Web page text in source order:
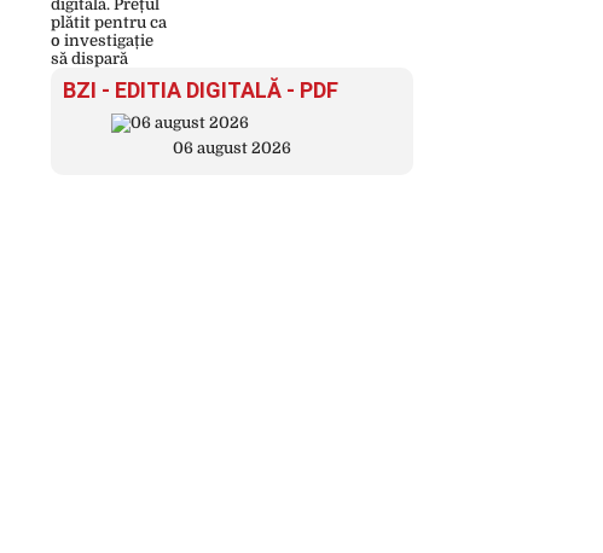
BZI - EDITIA DIGITALĂ - PDF
06 august 2026